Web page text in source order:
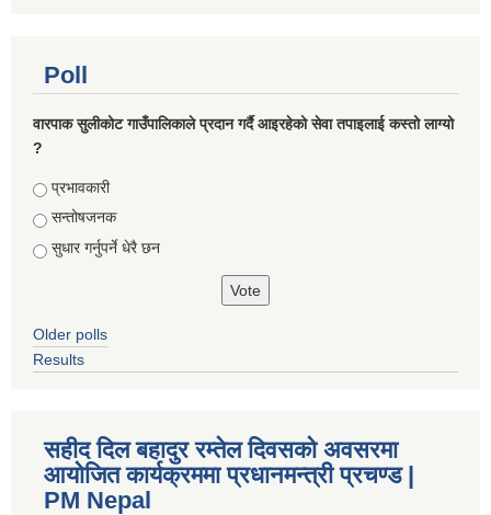
Poll
वारपाक सुलीकोट गाउँपालिकाले प्रदान गर्दै आइरहेको सेवा तपाइलाई कस्तो लाग्यो
?
Choices
प्रभावकारी
सन्तोषजनक
सुधार गर्नुपर्ने धेरै छन
Older polls
Results
सहीद दिल बहादुर रम्तेल दिवसको अवसरमा
आयोजित कार्यक्रममा प्रधानमन्त्री प्रचण्ड |
PM Nepal